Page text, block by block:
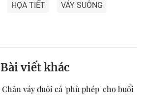
HỌA TIẾT
VÁY SUÔNG
Bài viết khác
Chân váy đuôi cá 'phù phép' cho buổi